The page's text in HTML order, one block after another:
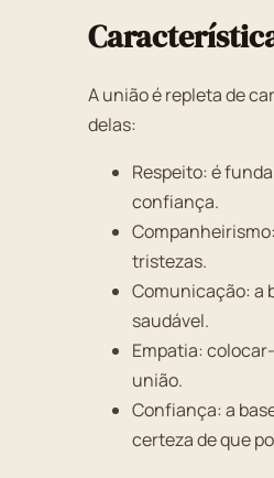
A união é repleta de
delas:
Respeito: é
confiança.
tristezas.
Comunicação: a
saudável.
Empatia:
união.
Confiança: a
certeza de que